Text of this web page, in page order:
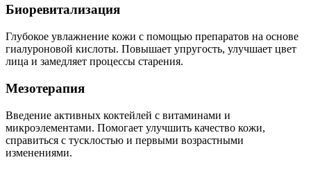
Биоревитализация
Глубокое увлажнение кожи с помощью препаратов на основе
гиалуроновой кислоты. Повышает упругость, улучшает цвет
лица и замедляет процессы старения.
Мезотерапия
Введение активных коктейлей с витаминами и
микроэлементами. Помогает улучшить качество кожи,
справиться с тусклостью и первыми возрастными
изменениями.